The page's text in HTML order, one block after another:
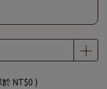
於NT$0 )